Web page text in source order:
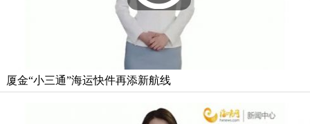
厦金“小三通”海运快件再添新航线